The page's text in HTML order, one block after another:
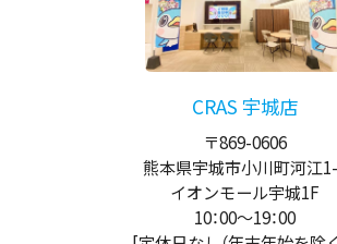
CRAS 宇城店
〒869-0606
熊本県宇城市小川町河江
イオンモール宇城1F
10：00～19：00